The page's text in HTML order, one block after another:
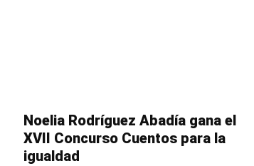
Noelia Rodríguez Abadía gana el
XVII Concurso Cuentos para la
igualdad